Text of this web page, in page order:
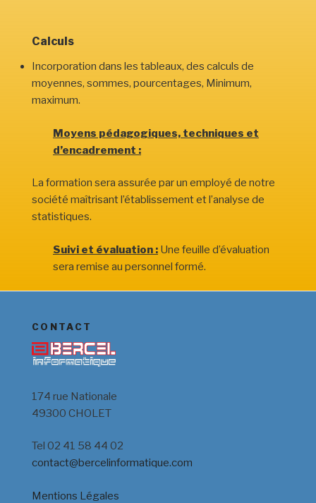
Calculs
Incorporation dans les tableaux, des calculs de
moyennes, sommes, pourcentages, Minimum,
maximum.
Moyens pédagogiques, techniques et
d’encadrement :
La formation sera assurée par un employé de notre
société maîtrisant l’établissement et l’analyse de
statistiques.
Suivi et évaluation : Une feuille d’évaluation
sera remise au personnel formé.
CONTACT
174 rue Nationale
49300 CHOLET
Tel 02 41 58 44 02
contact@bercelinformatique.com
Mentions Légales